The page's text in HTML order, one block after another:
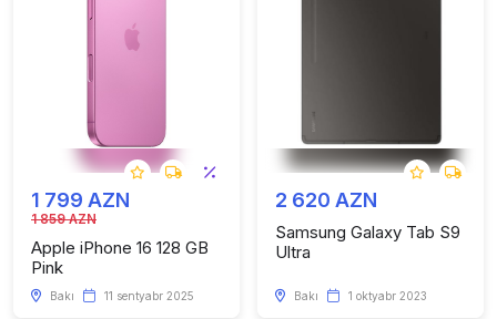
1 799 AZN
1 859 AZN
Apple iPhone 16 128 GB
Pink
Bakı 11 sentyabr 2025
2 620 AZN
Samsung Galaxy Tab S9
Ultra
Bakı 1 oktyabr 2023